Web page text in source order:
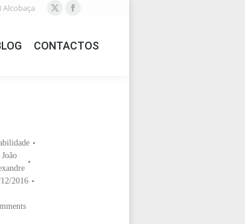
Alcobaça
X
opens
Facebook
opens
CONTACTOS
João
2016